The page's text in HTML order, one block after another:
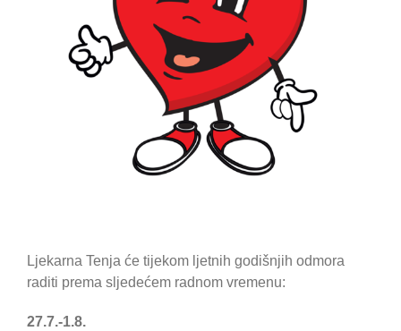
Ljekarna Tenja će tijekom ljetnih godišnjih odmora
raditi prema sljedećem radnom vremenu:
27.7.-1.8.